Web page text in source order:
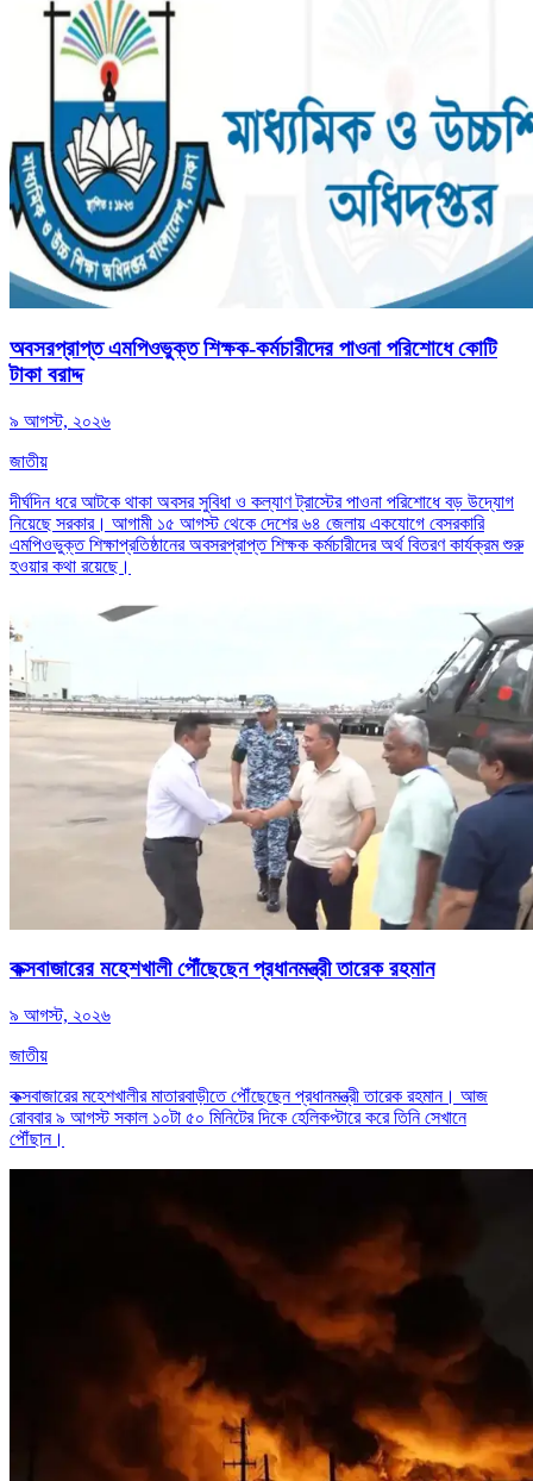
অবসরপ্রাপ্ত এমপিওভুক্ত শিক্ষক-কর্মচারীদের পাওনা পরিশোধে কোটি
টাকা বরাদ্দ
৯ আগস্ট, ২০২৬
জাতীয়
দীর্ঘদিন ধরে আটকে থাকা অবসর সুবিধা ও কল্যাণ ট্রাস্টের পাওনা পরিশোধে বড় উদ্যোগ
নিয়েছে সরকার। আগামী ১৫ আগস্ট থেকে দেশের ৬৪ জেলায় একযোগে বেসরকারি
এমপিওভুক্ত শিক্ষাপ্রতিষ্ঠানের অবসরপ্রাপ্ত শিক্ষক কর্মচারীদের অর্থ বিতরণ কার্যক্রম শুরু
হওয়ার কথা রয়েছে।
কক্সবাজারের মহেশখালী পৌঁছেছেন প্রধানমন্ত্রী তারেক রহমান
৯ আগস্ট, ২০২৬
জাতীয়
কক্সবাজারের মহেশখালীর মাতারবাড়ীতে পৌঁছেছেন প্রধানমন্ত্রী তারেক রহমান। আজ
রোববার ৯ আগস্ট সকাল ১০টা ৫০ মিনিটের দিকে হেলিকপ্টারে করে তিনি সেখানে
পৌঁছান।